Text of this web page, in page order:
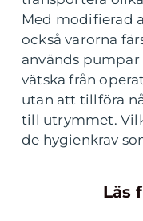
Med modifierad
också varorna
används
vätska från
utan att tillföra
till utrymmet.
de hygienkrav
Läs